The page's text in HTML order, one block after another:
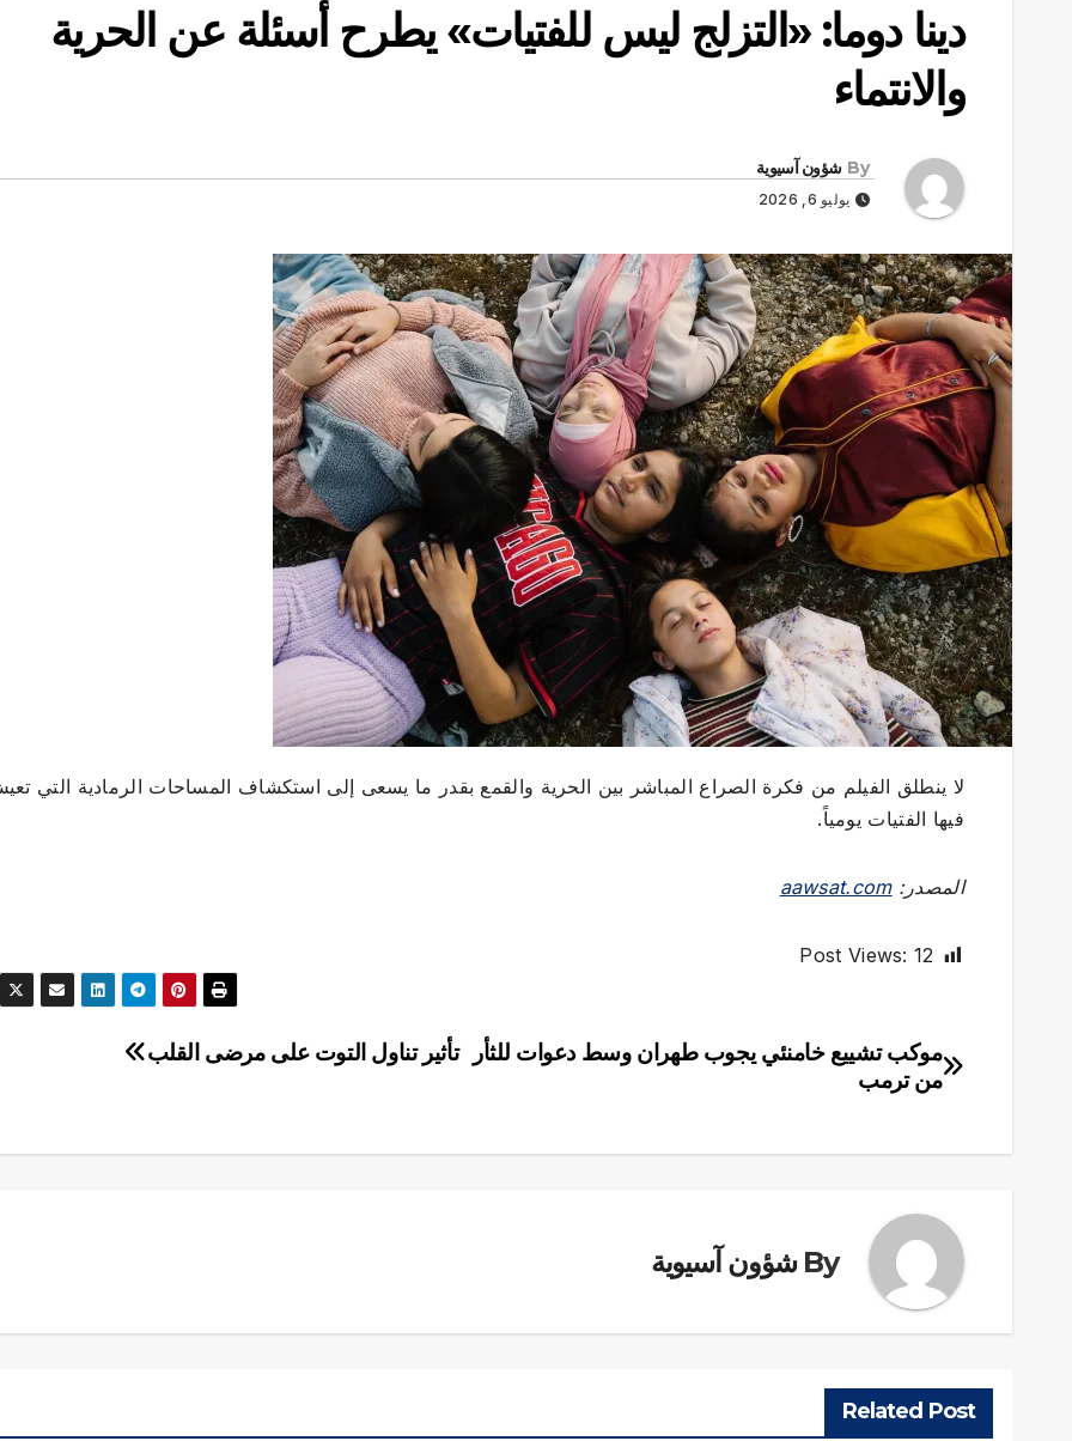
دينا دوما: «التزلج ليس للفتيات» يطرح أسئلة عن الحرية
والانتماء
By شؤون آسيوية
يوليو 6, 2026
لا ينطلق الفيلم من فكرة الصراع المباشر بين الحرية والقمع بقدر ما يسعى إلى استكشاف المساحات الرمادية التي
فيها الفتيات يومياً.
المصدر:aawsat.com
Post Views: 12
تصفّح
تأثير تناول التوت على مرضى القلب
موكب تشييع خامنئي يجوب طهران وسط دعوات للثأر
من ترمب
By شؤون آسيوية
Related Post